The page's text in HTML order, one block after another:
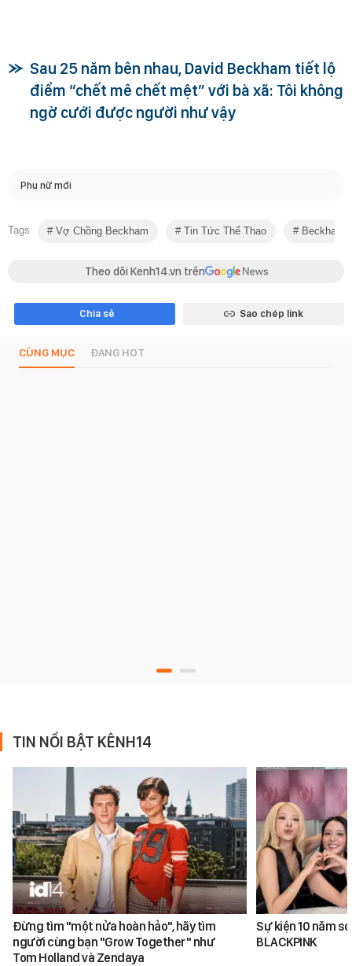
Sau 25 năm bên nhau, David Beckham tiết lộ
điểm “chết mê chết mệt” với bà xã: Tôi không
ngờ cưới được người như vậy
Phụ nữ mới
Tags Vợ Chồng Beckham Tin Tức Thể Thao Beckham
Theo dõi Kenh14.vn trên
Chia sẻ Sao chép link
CÙNG MỤC ĐANG HOT
TIN NỔI BẬT KÊNH14
Đừng tìm "một nửa hoàn hảo", hãy tìm
người cùng bạn "Grow Together" như
Tom Holland và Zendaya
Sự kiện 10 năm
BLACKPINK